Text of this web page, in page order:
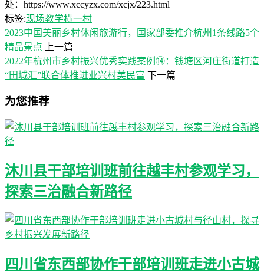
处：https://www.xccyzx.com/xcjx/223.html
标签:现场教学横一村
2023中国美丽乡村休闲旅游行，国家部委推介杭州1条线路5个
精品景点
上一篇
2022年杭州市乡村振兴优秀实践案例⑭：钱塘区河庄街道打造
“田城汇”联合体推进业兴村美民富 下一篇
为您推荐
沐川县干部培训班前往越丰村参观学习，
探索三治融合新路径
四川省东西部协作干部培训班走进小古城